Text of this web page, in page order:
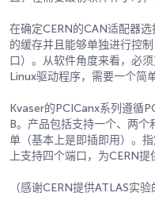
在确定CERN的CAN适配器
的缓存并且能够单独进行控
口）。从软件角度来看，必
Linux驱动程序，需要一个简
Kvaser的PCICanx系列遵循
B。产品包括支持一个、两
单（基本上是即插即用）。
上支持四个端口，为CERN
（感谢CERN提供ATLAS实验